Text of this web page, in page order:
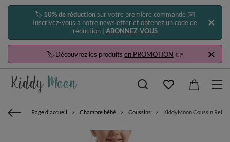
🏷️ 10% de réductionsur votre première commande ✉️
Inscrivez-vous à notre newsletter et obtenez un code de
réduction | ABONNEZ-VOUS
🏷️ Découvrez les produits en PROMOTION 👉
Page d'accueil Chambre bébé Coussins KiddyMoon Coussin